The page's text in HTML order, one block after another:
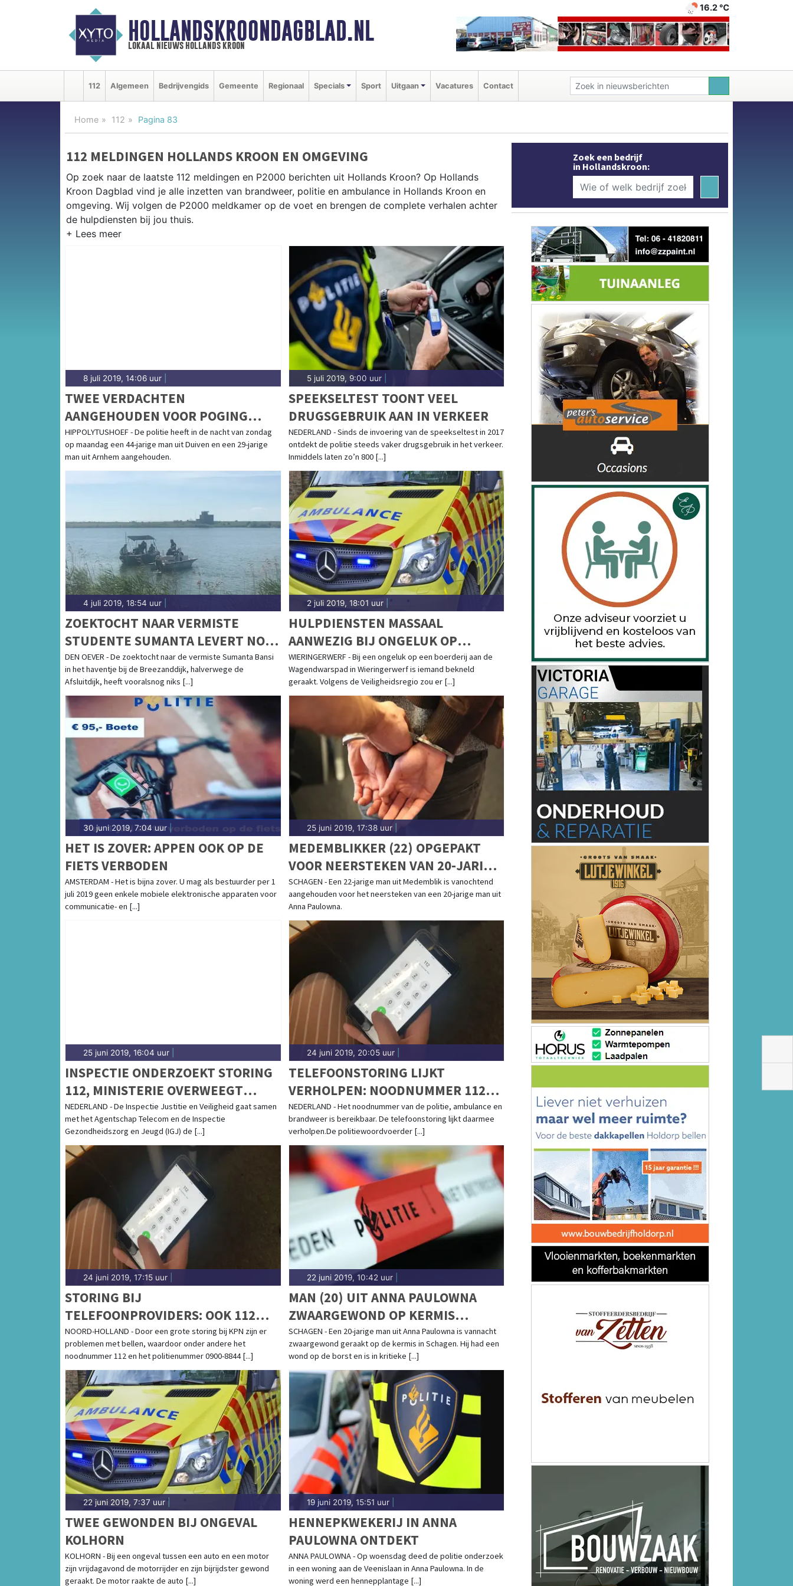
HOLLANDSKROONDAGBLAD.NL
lokaal nieuws hollands kroon
16.2 ℃
112 Algemeen Bedrijvengids Gemeente Regionaal Specials Sport Uitgaan Vacatures Contact
Home 112 Pagina 83
112 MELDINGEN HOLLANDS KROON EN OMGEVING
Op zoek naar de laatste 112 meldingen en P2000 berichten uit Hollands Kroon? Op Hollands
Kroon Dagblad vind je alle inzetten van brandweer, politie en ambulance in Hollands Kroon en
omgeving. Wij volgen de P2000 meldkamer op de voet en brengen de complete verhalen achter
de hulpdiensten bij jou thuis.
P2000 MELDINGEN HOLLANDS KROON
Van incidenten op de N9 en de A7 tot meldingen in Anna Paulowna, Wieringerwerf,
Hippolytushoef en andere kernen in Hollands Kroon — onze redactie is er snel bij.
8 juli 2019, 14:06 uur
TWEE VERDACHTEN
AANGEHOUDEN VOOR POGING
AUTO INBRAAK
HIPPOLYTUSHOEF - De politie heeft in de nacht van zondag
op maandag een 44-jarige man uit Duiven en een 29-jarige
man uit Arnhem aangehouden.
5 juli 2019, 9:00 uur|
SPEEKSELTEST TOONT VEEL
DRUGSGEBRUIK AAN IN VERKEER
NEDERLAND - Sinds de invoering van de speekseltest in 2017
ontdekt de politie steeds vaker drugsgebruik in het verkeer.
Inmiddels laten zo’n 800 [...]
4 juli 2019, 18:54 uur
ZOEKTOCHT NAAR VERMISTE
STUDENTE SUMANTA LEVERT NOG
NIKS OP
DEN OEVER - De zoektocht naar de vermiste Sumanta Bansi
in het haventje bij de Breezanddijk, halverwege de
Afsluitdijk, heeft vooralsnog niks [...]
2 juli 2019, 18:01 uur|
HULPDIENSTEN MASSAAL
AANWEZIG BIJ ONGELUK OP
BOERDERIJ IN WIERINGERWERF
WIERINGERWERF - Bij een ongeluk op een boerderij aan de
Wagendwarspad in Wieringerwerf is iemand bekneld
geraakt. Volgens de Veiligheidsregio zou er [...]
30 juni 2019, 7:04 uur |
HET IS ZOVER: APPEN OOK OP DE
FIETS VERBODEN
AMSTERDAM - Het is bijna zover. U mag als bestuurder per 1
juli 2019 geen enkele mobiele elektronische apparaten voor
communicatie- en [...]
25 juni 2019, 17:38 uur|
MEDEMBLIKKER (22) OPGEPAKT
VOOR NEERSTEKEN VAN 20-JARIGE
MAN OP KERMIS IN SCHAGEN
SCHAGEN - Een 22-jarige man uit Medemblik is vanochtend
aangehouden voor het neersteken van een 20-jarige man uit
Anna Paulowna.
25 juni 2019, 16:04 uur
INSPECTIE ONDERZOEKT STORING
112, MINISTERIE OVERWEEGT
ANDERE PROVIDER
NEDERLAND - De Inspectie Justitie en Veiligheid gaat samen
met het Agentschap Telecom en de Inspectie
Gezondheidszorg en Jeugd (IGJ) de [...]
24 juni 2019, 20:05 uur|
TELEFOONSTORING LIJKT
VERHOLPEN: NOODNUMMER 112
WEER BEREIKBAAR
NEDERLAND - Het noodnummer van de politie, ambulance en
brandweer is bereikbaar. De telefoonstoring lijkt daarmee
verholpen.De politiewoordvoerder [...]
24 juni 2019, 17:15 uur
STORING BIJ
TELEFOONPROVIDERS: OOK 112
NIET BEREIKBAAR
NOORD-HOLLAND - Door een grote storing bij KPN zijn er
problemen met bellen, waardoor onder andere het
noodnummer 112 en het politienummer 0900-8844 [...]
22 juni 2019, 10:42 uur|
MAN (20) UIT ANNA PAULOWNA
ZWAARGEWOND OP KERMIS
SCHAGEN: SCHAGERNEES (22)
GEARRESTEERD
SCHAGEN - Een 20-jarige man uit Anna Paulowna is vannacht
zwaargewond geraakt op de kermis in Schagen. Hij had een
wond op de borst en is in kritieke [...]
22 juni 2019, 7:37 uur
TWEE GEWONDEN BIJ ONGEVAL
KOLHORN
KOLHORN - Bij een ongeval tussen een auto en een motor
zijn vrijdagavond de motorrijder en zijn bijrijdster gewond
geraakt. De motor raakte de auto [...]
19 juni 2019, 15:51 uur|
HENNEPKWEKERIJ IN ANNA
PAULOWNA ONTDEKT
ANNA PAULOWNA - Op woensdag deed de politie onderzoek
in een woning aan de Veenislaan in Anna Paulowna. In de
woning werd een hennepplantage [...]
Zoek een bedrijf
in Hollandskroon: